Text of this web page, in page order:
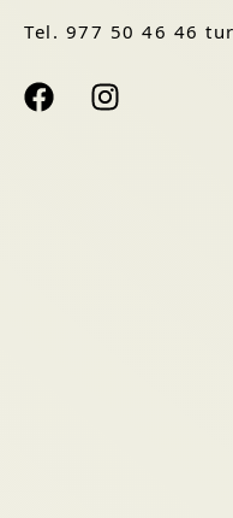
Tel. 977 50 46 46